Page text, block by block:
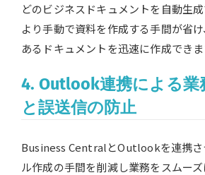
どのビジネスドキュメントを自動生
より手動で資料を作成する手間が省
あるドキュメントを迅速に作成できま
4. Outlook連携による業
と誤送信の防止
Business CentralとOutlookを連携さ
ル作成の手間を削減し業務をスムー